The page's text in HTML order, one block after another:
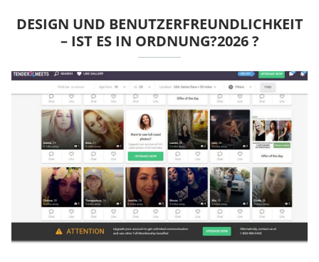
DESIGN UND BENUTZERFREUNDLICHKEIT
– IST ES IN ORDNUNG?2026 ?